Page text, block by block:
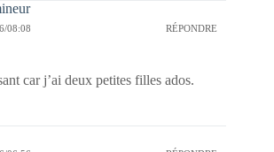
08:08 RÉPONDRE
car j’ai deux petites filles ados.